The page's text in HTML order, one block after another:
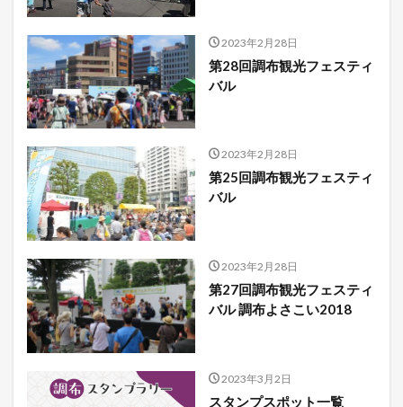
2023年2月28日
第28回調布観光フェスティ
バル
2023年2月28日
第25回調布観光フェスティ
バル
2023年2月28日
第27回調布観光フェスティ
バル 調布よさこい2018
2023年3月2日
スタンプスポット一覧